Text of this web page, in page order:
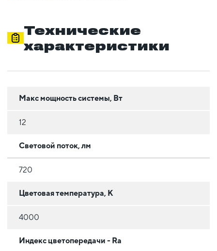
Технические
характеристики
Макс мощность системы, Вт
12
Световой поток, лм
720
Цветовая температура, К
4000
Индекс цветопередачи - Ra